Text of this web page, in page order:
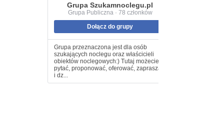
Grupa Szukamnoclegu.pl
Grupa Publiczna · 78 członków
Dołącz do grupy
Grupa przeznaczona jest dla osób
szukających noclegu oraz właścicieli
obiektów noclegowych:) Tutaj możecie
pytać, proponować, oferować, zapraszać
i dz...